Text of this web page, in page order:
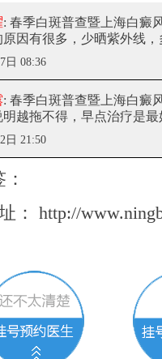
: 春季白斑普查暨上海白
原因有很多，少晒紫外线
日 08:36
: 春季白斑普查暨上海白
明越拖不得，早点治疗是
日 21:50
： http://